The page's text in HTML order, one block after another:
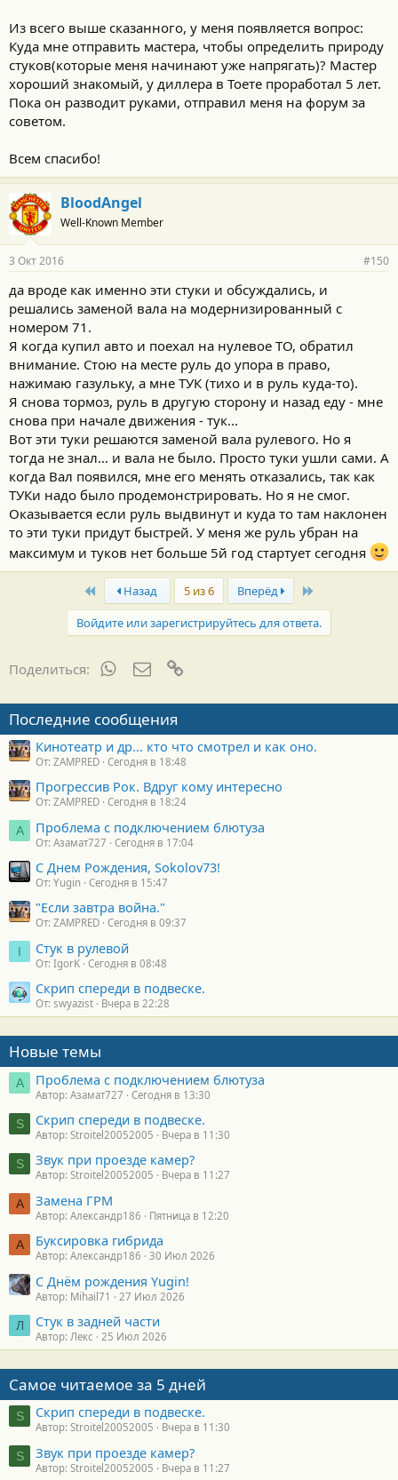
Из всего выше сказанного, у меня появляется вопрос:
Куда мне отправить мастера, чтобы определить природу
стуков(которые меня начинают уже напрягать)? Мастер
хороший знакомый, у диллера в Тоете проработал 5 лет.
Пока он разводит руками, отправил меня на форум за
советом.
Всем спасибо!
BloodAngel
Well-Known Member
3 Окт 2016 #150
да вроде как именно эти стуки и обсуждались, и
решались заменой вала на модернизированный с
номером 71.
Я когда купил авто и поехал на нулевое ТО, обратил
внимание. Стою на месте руль до упора в право,
нажимаю газульку, а мне ТУК (тихо и в руль куда-то).
Я снова тормоз, руль в другую сторону и назад еду - мне
снова при начале движения - тук...
Вот эти туки решаются заменой вала рулевого. Но я
тогда не знал... и вала не было. Просто туки ушли сами. А
когда Вал появился, мне его менять отказались, так как
ТУКи надо было продемонстрировать. Но я не смог.
Оказывается если руль выдвинут и куда то там наклонен
то эти туки придут быстрей. У меня же руль убран на
максимум и туков нет больше 5й год стартует сегодня
First Назад 5 из 6 Вперёд
Войдите или зарегистрируйтесь для ответа.
Поделиться: WhatsAppЭлектронная почта
Последние сообщения
Кинотеатр и др... кто что смотрел и как оно.
От: ZAMPRED Сегодня в 18:48
Прогрессив Рок. Вдруг кому интересно
От: ZAMPRED Сегодня в 18:24
А Проблема с подключением блютуза
От: Азамат727 Сегодня в 17:04
С Днем Рождения, Sokolov73!
От: Yugin Сегодня в 15:47
"Если завтра война."
От: ZAMPRED Сегодня в 09:37
I Стук в рулевой
От: IgorK Сегодня в 08:48
Скрип спереди в подвеске.
От: swyazist Вчера в 22:28
Новые темы
А Проблема с подключением блютуза
Автор: Азамат727 Сегодня в 13:30
S Скрип спереди в подвеске.
Автор: Stroitel20052005 Вчера в 11:30
S Звук при проезде камер?
Автор: Stroitel20052005 Вчера в 11:27
А Замена ГРМ
Автор: Александр186 Пятница в 12:20
А Буксировка гибрида
Автор: Александр186 30 Июл 2026
С Днём рождения Yugin!
Автор: Mihail71 27 Июл 2026
Л Стук в задней части
Автор: Лекс 25 Июл 2026
Самое читаемое за 5 дней
S Скрип спереди в подвеске.
Автор: Stroitel20052005 Вчера в 11:30
S Звук при проезде камер?
Автор: Stroitel20052005 Вчера в 11:27